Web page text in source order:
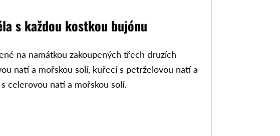
s každou kostkou bujónu
na namátkou zakoupených třech druzích
natí a mořskou solí, kuřecí s petrželovou natí a
celerovou natí a mořskou solí.